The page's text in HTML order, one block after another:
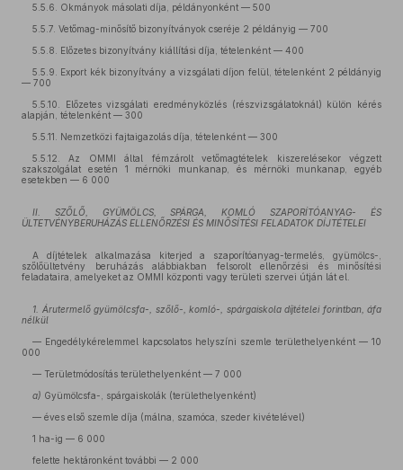
5.5.6. Okmányok másolati díja, példányonként — 500
5.5.7. Vetőmag-minősítő bizonyítványok cseréje 2 példányig — 700
5.5.8. Előzetes bizonyítvány kiállítási díja, tételenként — 400
5.5.9. Export kék bizonyítvány a vizsgálati díjon felül, tételenként 2 példányig
— 700
5.5.10. Előzetes vizsgálati eredményközlés (részvizsgálatoknál) külön kérés
alapján, tételenként — 300
5.5.11. Nemzetközi fajtaigazolás díja, tételenként — 300
5.5.12. Az OMMI által fémzárolt vetőmagtételek kiszerelésekor végzett
szakszolgálat esetén 1 mérnöki munkanap, és mérnöki munkanap, egyéb
esetekben — 6 000
II. SZŐLŐ, GYÜMÖLCS, SPÁRGA, KOMLÓ SZAPORÍTÓANYAG- ÉS
ÜLTETVÉNYBERUHÁZÁS ELLENŐRZÉSI ÉS MINŐSÍTÉSI FELADATOK DÍJTÉTELEI
A díjtételek alkalmazása kiterjed a szaporítóanyag-termelés, gyümölcs-,
szőlőültetvény beruházás alábbiakban felsorolt ellenőrzési és minősítési
feladataira, amelyeket az OMMI központi vagy területi szervei útján lát el.
1. Árutermelő gyümölcsfa-, szőlő-, komló-, spárgaiskola díjtételei forintban, áfa
nélkül
— Engedélykérelemmel kapcsolatos helyszíni szemle területhelyenként — 10
000
— Területmódosítás területhelyenként — 7 000
a) Gyümölcsfa-, spárgaiskolák (területhelyenként)
— éves első szemle díja (málna, szamóca, szeder kivételével)
1 ha-ig — 6 000
felette hektáronként további — 2 000